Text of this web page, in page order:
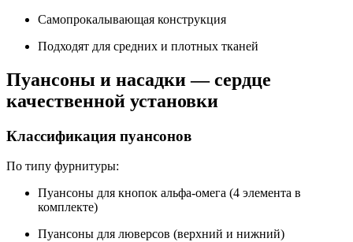
Самопрокалывающая конструкция
Подходят для средних и плотных тканей
Пуансоны и насадки — сердце
качественной установки
Классификация пуансонов
По типу фурнитуры:
Пуансоны для кнопок альфа-омега (4 элемента в
комплекте)
Пуансоны для люверсов (верхний и нижний)